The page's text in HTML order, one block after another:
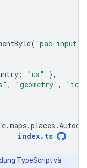
( "pac-input"
: "us"
},
, "geometry" ,
.maps .places .
index. ts
TypeScript và